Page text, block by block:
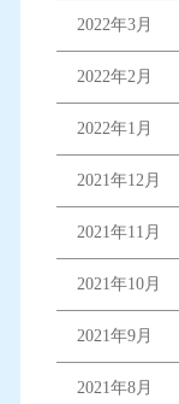
2022年3月
2022年2月
2022年1月
2021年12月
2021年11月
2021年10月
2021年9月
2021年8月